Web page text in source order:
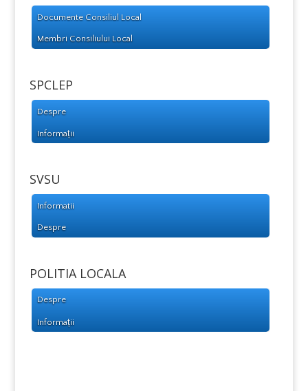
Documente Consiliul Local
Membri Consiliului Local
SPCLEP
Despre
Informații
SVSU
Informatii
Despre
POLITIA LOCALA
Despre
Informații